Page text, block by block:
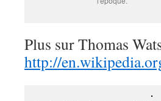
Plus sur Thomas
http://